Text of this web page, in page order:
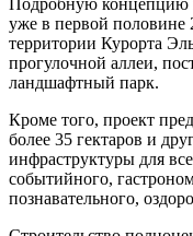
Подробную концепцию
уже в первой половине
территории Курорта
прогулочной аллеи,
ландшафтный парк.
Кроме того, проект
более 35 гектаров и
инфраструктуры для
событийного,
познавательного,